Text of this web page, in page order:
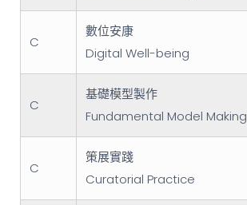
C
數位安康
Digital Well-being
C
基礎模型製作
Fundamental Model Making
C
策展實踐
Curatorial Practice